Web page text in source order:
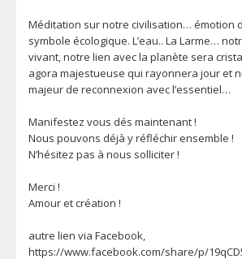
Méditation sur notre civilisation… émotion
symbole écologique. L’eau.. La Larme…
vivant, notre lien avec la planète sera
agora majestueuse qui rayonnera jour et
majeur de reconnexion avec l’essentiel…
Manifestez vous dés maintenant !
Nous pouvons déjà y réfléchir ensemble !
N’hésitez pas à nous solliciter !
Merci !
Amour et création !
autre lien via Facebook,
https://www.facebook.com/share/p/